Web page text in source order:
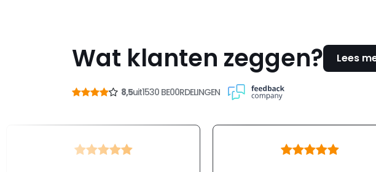
Wat klanten zeggen? Lees
8,5uit1530 BE00RDELINGEN